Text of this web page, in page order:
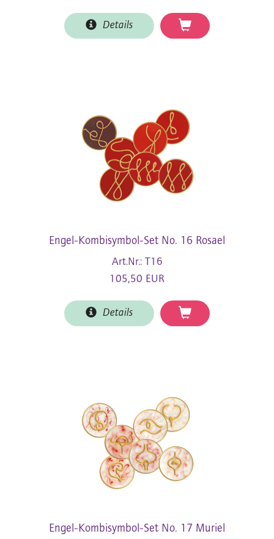
Details
Engel-Kombisymbol-Set No. 16 Rosael
Art.Nr.: T16
105,50 EUR
Details
Engel-Kombisymbol-Set No. 17 Muriel